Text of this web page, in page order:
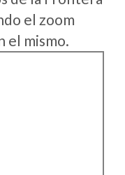
el zoom
el mismo.